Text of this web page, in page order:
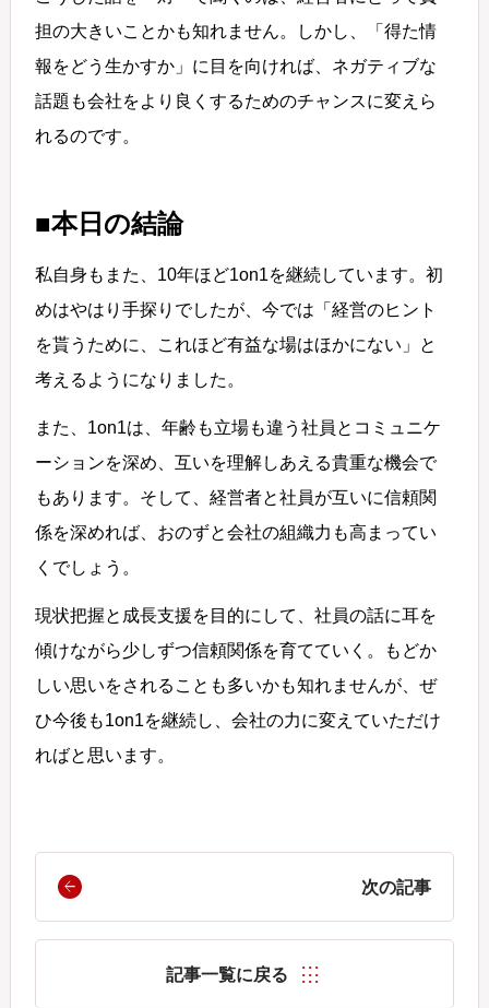
担の大きいことかも知れません。しかし、「得た情
報をどう生かすか」に目を向ければ、ネガティブな
話題も会社をより良くするためのチャンスに変えら
れるのです。
■本日の結論
私自身もまた、10年ほど1on1を継続しています。初
めはやはり手探りでしたが、今では「経営のヒント
を貰うために、これほど有益な場はほかにない」と
考えるようになりました。
また、1on1は、年齢も立場も違う社員とコミュニケ
ーションを深め、互いを理解しあえる貴重な機会で
もあります。そして、経営者と社員が互いに信頼関
係を深めれば、おのずと会社の組織力も高まってい
くでしょう。
現状把握と成長支援を目的にして、社員の話に耳を
傾けながら少しずつ信頼関係を育てていく。もどか
しい思いをされることも多いかも知れませんが、ぜ
ひ今後も1on1を継続し、会社の力に変えていただけ
ればと思います。
次の記事
記事一覧に戻る